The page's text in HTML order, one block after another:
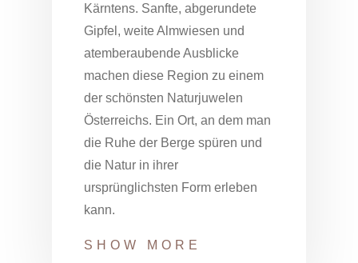
Kärntens. Sanfte, abgerundete
Gipfel, weite Almwiesen und
atemberaubende Ausblicke
machen diese Region zu einem
der schönsten Naturjuwelen
Österreichs. Ein Ort, an dem man
die Ruhe der Berge spüren und
die Natur in ihrer
ursprünglichsten Form erleben
kann.
SHOW MORE